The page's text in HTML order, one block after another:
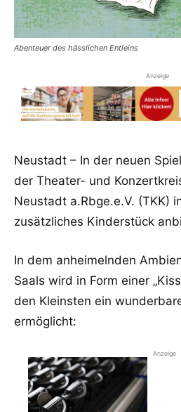
Abenteuer des hässlichen Entleins
Anzeige
Neustadt – In der neuen
der Theater- und
Neustadt a.Rbge.e.V. (TKK)
zusätzliches Kinderstück
In dem anheimelnden
Saals wird in Form einer
den Kleinsten ein
ermöglicht:
Anzeige